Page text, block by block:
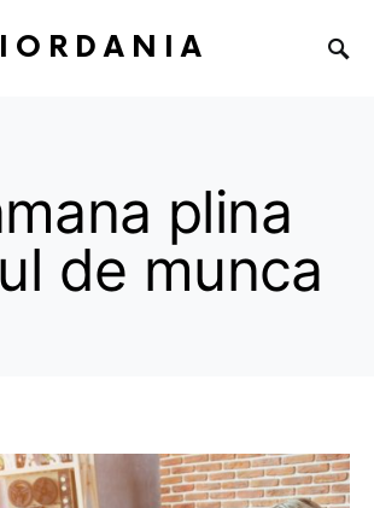
IORDANIA
plina
de munca